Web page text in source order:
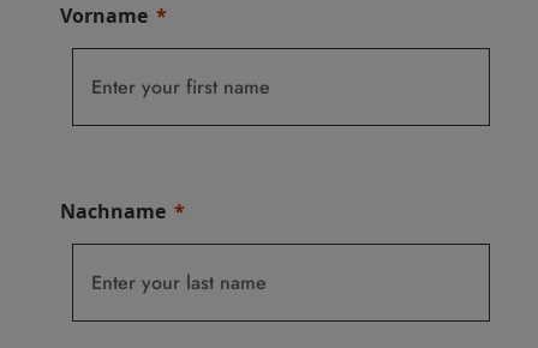
Vorname
Nachname